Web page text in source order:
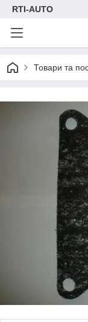
RTI-AUTO
Товари та